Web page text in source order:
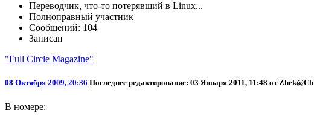
Переводчик, что-то потерявший в Linux...
Полноправный участник
Сообщений: 104
Записан
"Full Circle Magazine"
08 Октября 2009, 20:36 Последнее редактирование: 03 Января 2011, 11:48 от Zhek@Ch
В номере: